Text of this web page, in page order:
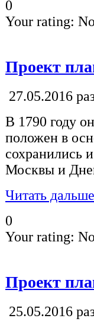
0
Your rating:
Проект
27.05.2016
В 1790 году
положен в
сохранились
Москвы и
Читать дальше
0
Your rating:
Проект
25.05.2016